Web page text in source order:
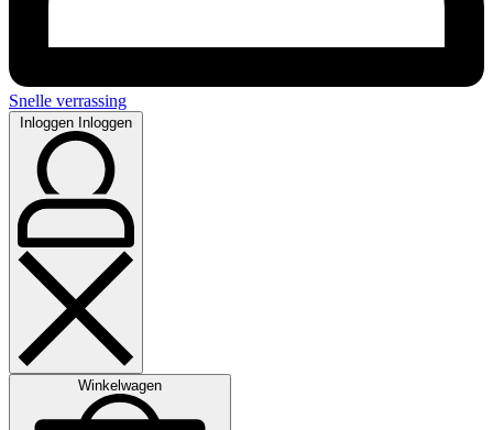
Snelle verrassing
Inloggen Inloggen
Winkelwagen